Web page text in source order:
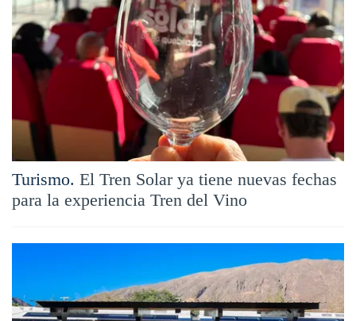
Turismo. El Tren Solar ya tiene nuevas fechas
para la experiencia Tren del Vino